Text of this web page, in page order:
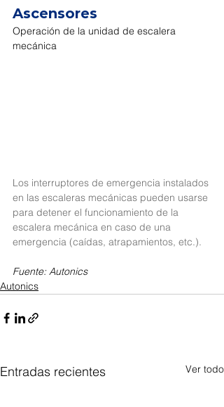
Ascensores
Operación de la unidad de escalera
mecánica
Los interruptores de emergencia instalados
en las escaleras mecánicas pueden usarse
para detener el funcionamiento de la
escalera mecánica en caso de una
emergencia (caídas, atrapamientos, etc.).
Fuente: Autonics
Autonics
Entradas recientes Ver todo